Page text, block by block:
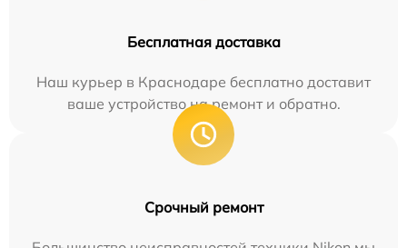
Бесплатная доставка
Наш курьер в Краснодаре бесплатно доставит
ваше устройство на ремонт и обратно.
Срочный ремонт